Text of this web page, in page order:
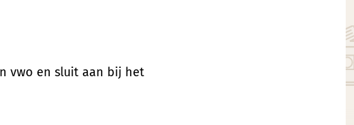
vwo en sluit aan bij het